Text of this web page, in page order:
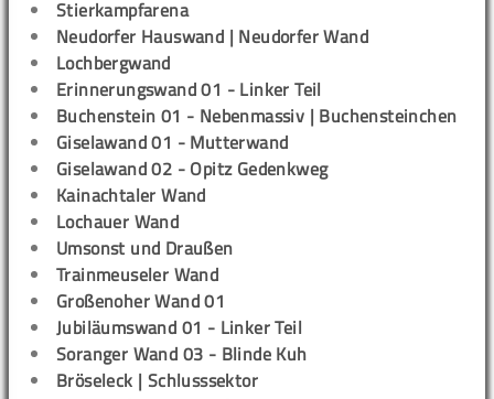
Stierkampfarena
Neudorfer Hauswand | Neudorfer Wand
Lochbergwand
Erinnerungswand 01 - Linker Teil
Buchenstein 01 - Nebenmassiv | Buchensteinchen
Giselawand 01 - Mutterwand
Giselawand 02 - Opitz Gedenkweg
Kainachtaler Wand
Lochauer Wand
Umsonst und Draußen
Trainmeuseler Wand
Großenoher Wand 01
Jubiläumswand 01 - Linker Teil
Soranger Wand 03 - Blinde Kuh
Bröseleck | Schlusssektor